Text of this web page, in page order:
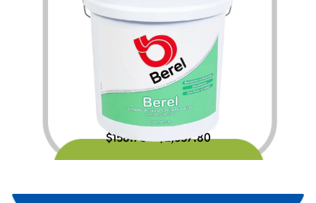
$158.76–$2,557.80